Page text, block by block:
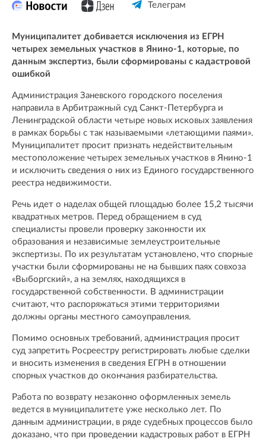
Телеграм
Муниципалитет добивается исключения из ЕГРН
четырех земельных участков в Янино-1, которые, по
данным экспертиз, были сформированы с кадастровой
ошибкой
Администрация Заневского городского поселения
направила в Арбитражный суд Санкт-Петербурга и
Ленинградской области четыре новых исковых заявления
в рамках борьбы с так называемыми «летающими паями».
Муниципалитет просит признать недействительным
местоположение четырех земельных участков в Янино-1
и исключить сведения о них из Единого государственного
реестра недвижимости.
Речь идет о наделах общей площадью более 15,2 тысячи
квадратных метров. Перед обращением в суд
специалисты провели проверку законности их
образования и независимые землеустроительные
экспертизы. По их результатам установлено, что спорные
участки были сформированы не на бывших паях совхоза
«Выборгский», а на землях, находящихся в
государственной собственности. В администрации
считают, что распоряжаться этими территориями
должны органы местного самоуправления.
Помимо основных требований, администрация просит
суд запретить Росреестру регистрировать любые сделки
и вносить изменения в сведения ЕГРН в отношении
спорных участков до окончания разбирательства.
Работа по возврату незаконно оформленных земель
ведется в муниципалитете уже несколько лет. По
данным администрации, в ряде судебных процессов было
доказано, что при проведении кадастровых работ в ЕГРН